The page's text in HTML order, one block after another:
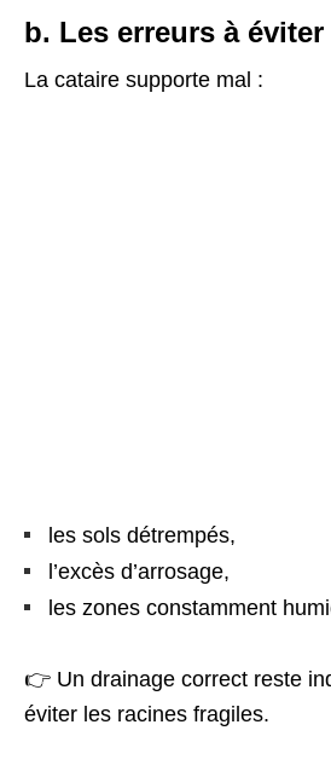
b. Les erreurs à éviter
La cataire supporte mal :
les sols détrempés,
l’excès d’arrosage,
les zones constamment
👉 Un drainage correct reste
éviter les racines fragiles.